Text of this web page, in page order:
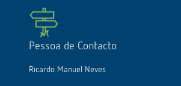
Pessoa de Contacto
Ricardo Manuel Neves